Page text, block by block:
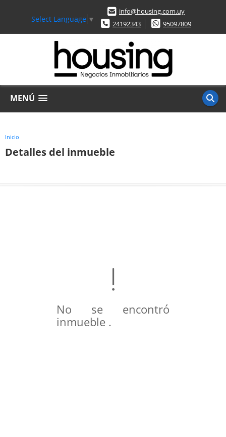
Select Language ▼
info@housing.com.uy
24192343
95097809
MENÚ
Inicio
Detalles del inmueble
No se encontró
inmueble .